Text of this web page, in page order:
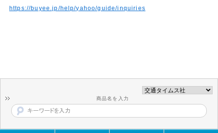
https://buyee.jp/help/yahoo/guide/inquiries
商品名を入力